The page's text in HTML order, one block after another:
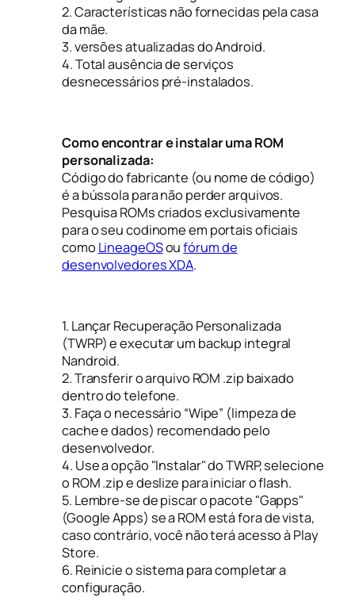
2. Características não fornecidas pela casa
da mãe.
3. versões atualizadas do Android.
4. Total ausência de serviços
desnecessários pré-instalados.
Como encontrar e instalar uma ROM
personalizada:
Código do fabricante (ou nome de código)
é a bússola para não perder arquivos.
Pesquisa ROMs criados exclusivamente
para o seu codinome em portais oficiais
como LineageOSoufórum de
desenvolvedores XDA.
1. Lançar Recuperação Personalizada
(TWRP) e executar um backup integral
Nandroid.
2. Transferir o arquivo ROM .zip baixado
dentro do telefone.
3. Faça o necessário “Wipe” (limpeza de
cache e dados) recomendado pelo
desenvolvedor.
4. Use a opção "Instalar" do TWRP, selecione
o ROM .zip e deslize para iniciar o flash.
5. Lembre-se de piscar o pacote "Gapps"
(Google Apps) se a ROM está fora de vista,
caso contrário, você não terá acesso à Play
Store.
6. Reinicie o sistema para completar a
configuração.